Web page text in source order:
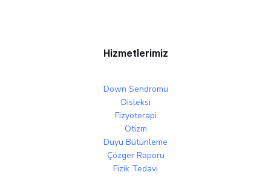
Hizmetlerimiz
Down Sendromu
Disleksi
Fizyoterapi
Otizm
Duyu Bütünleme
Çözger Raporu
Fizik Tedavi